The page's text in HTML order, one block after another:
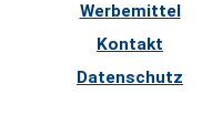
Werbemittel
Kontakt
Datenschutz